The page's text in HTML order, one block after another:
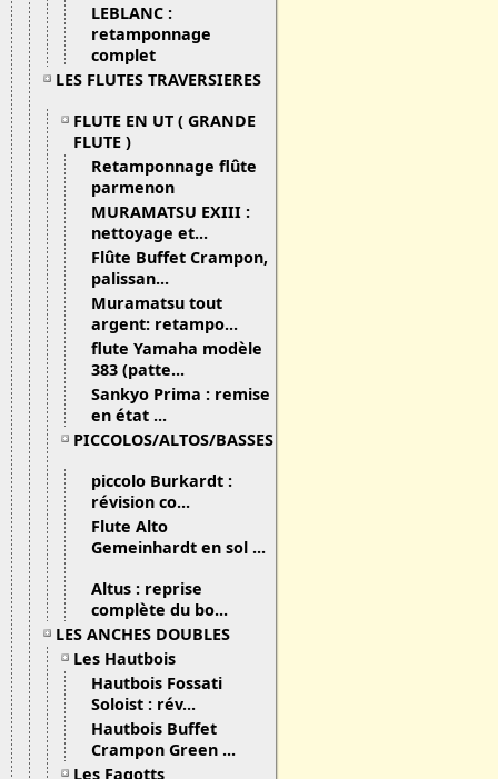
LEBLANC :
retamponnage
complet
LES FLUTES TRAVERSIERES
FLUTE EN UT ( GRANDE
FLUTE )
Retamponnage flûte
parmenon
MURAMATSU EXIII :
nettoyage et...
Flûte Buffet Crampon,
palissan...
Muramatsu tout
argent: retampo...
flute Yamaha modèle
383 (patte...
Sankyo Prima : remise
en état ...
PICCOLOS/ALTOS/BASSES
piccolo Burkardt :
révision co...
Flute Alto
Gemeinhardt en sol ...
Altus : reprise
complète du bo...
LES ANCHES DOUBLES
Les Hautbois
Hautbois Fossati
Soloist : rév...
Hautbois Buffet
Crampon Green ...
Les Fagotts